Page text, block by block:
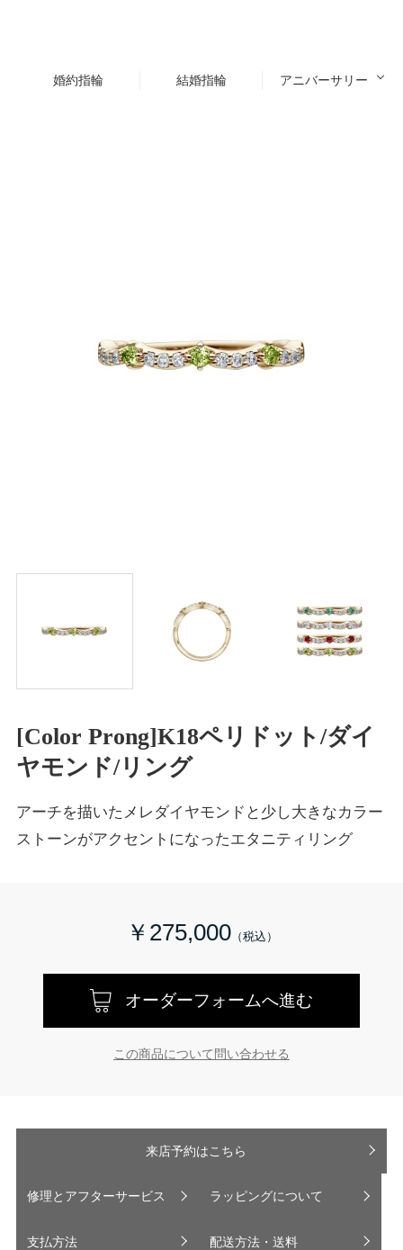
婚約指輪 結婚指輪 アニバーサリー
[Color Prong]K18ペリドット/ダイ
ヤモンド/リング
アーチを描いたメレダイヤモンドと少し大きなカラー
ストーンがアクセントになったエタニティリング
￥275,000
オーダーフォームへ進む
この商品について問い合わせる
来店予約はこちら
修理とアフターサービス ラッピングについて
支払方法 配送方法・送料